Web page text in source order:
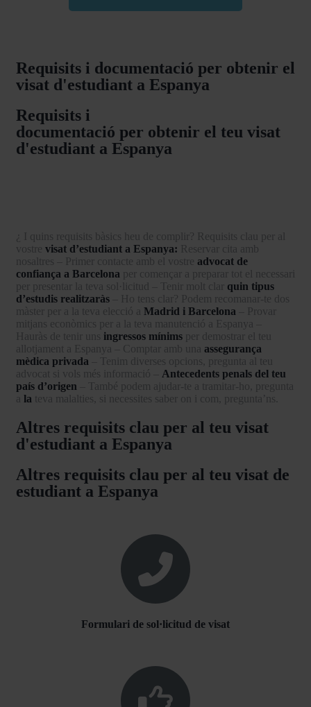
Requisits i documentació per obtenir el
visat d'estudiant a Espanya
Requisits i
documentació per obtenir el teu visat
d'estudiant a Espanya
¿ I quins requisits bàsics heu de complir? Requisits clau per al
vostre visat d’estudiant a Espanya: Reservar cita amb
nosaltres – Primer contacte amb el vostre advocat de
confiança a Barcelona
per començar a preparar tot el necessari
per presentar la teva sol·licitud – Tenir molt clar quin tipus
d’estudis realitzaràs – Ho tens clar? Podem recomanar-te dos
màster per a la teva elecció a Madrid i Barcelona – Provar
mitjans econòmics per a la teva manutenció a Espanya –
Hauràs de tenir uns ingressos mínims per demostrar el teu
allotjament a Espanya – Comptar amb una assegurança
mèdica privada – Tenim diverses opcions, pregunta al teu
advocat si vols més informació – Antecedents penals del teu
país d’origen – També podem ajudar-te a tramitar-ho, pregunta
a la teva malalties, si necessites saber on i com, pregunta’ns.
Altres requisits clau per al teu visat
d'estudiant a Espanya
Altres requisits clau per al teu visat de
estudiant a Espanya
Formulari de sol·licitud de visat